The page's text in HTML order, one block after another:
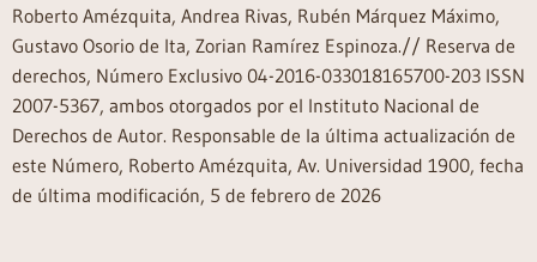
Roberto Amézquita, Andrea Rivas, Rubén Márquez Máximo,
Gustavo Osorio de Ita, Zorian Ramírez Espinoza.// Reserva de
derechos, Número Exclusivo 04-2016-033018165700-203 ISSN
2007-5367, ambos otorgados por el Instituto Nacional de
Derechos de Autor. Responsable de la última actualización de
este Número, Roberto Amézquita, Av. Universidad 1900, fecha
de última modificación, 5 de febrero de 2026